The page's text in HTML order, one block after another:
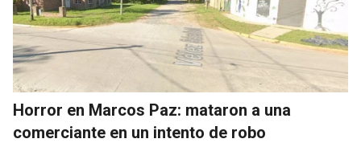
Horror en Marcos Paz: mataron a una
comerciante en un intento de robo